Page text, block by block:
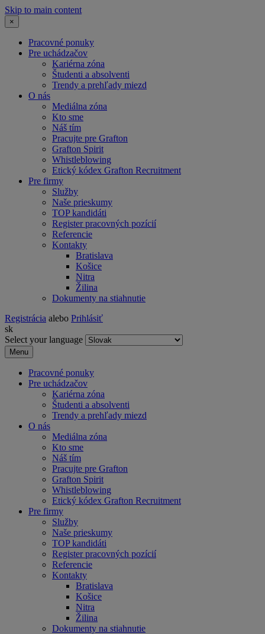
Skip to main content
×
Pracovné ponuky
Pre uchádzačov
Kariérna zóna
Študenti a absolventi
Trendy a prehľady miezd
O nás
Mediálna zóna
Kto sme
Náš tím
Pracujte pre Grafton
Grafton Spirit
Whistleblowing
Etický kódex Grafton Recruitment
Pre firmy
Služby
Naše prieskumy
TOP kandidáti
Register pracovných pozícií
Referencie
Kontakty
Bratislava
Košice
Nitra
Žilina
Dokumenty na stiahnutie
Registrácia alebo Prihlásiť
sk
Select your language
Menu
Pracovné ponuky
Pre uchádzačov
Kariérna zóna
Študenti a absolventi
Trendy a prehľady miezd
O nás
Mediálna zóna
Kto sme
Náš tím
Pracujte pre Grafton
Grafton Spirit
Whistleblowing
Etický kódex Grafton Recruitment
Pre firmy
Služby
Naše prieskumy
TOP kandidáti
Register pracovných pozícií
Referencie
Kontakty
Bratislava
Košice
Nitra
Žilina
Dokumenty na stiahnutie